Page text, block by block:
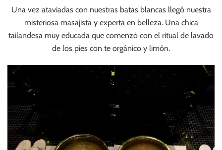
Una vez ataviadas con nuestras batas blancas llegó nuestra
misteriosa masajista y experta en belleza. Una chica
tailandesa muy educada que comenzó con el ritual de lavado
de los pies con te orgánico y limón.